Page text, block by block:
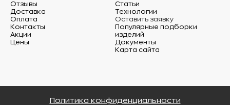
Отзывы
Доставка
Оплата
Контакты
Акции
Цены
Статьи
Технологии
Оставить заявку
Популярные подборки
изделий
Документы
Карта сайта
Политика конфиденциальности